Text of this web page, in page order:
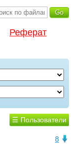
Реферат
☰ Пользователи
8